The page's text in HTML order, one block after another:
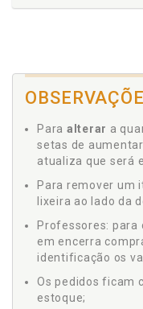
Para alterar a
setas de
atualiza que será
Para remover um
lixeira ao lado da
Professores: para
em encerra
identificação os
Os pedidos ficam
estoque;